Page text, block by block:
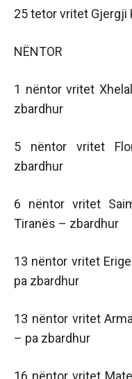
25 tetor vritet Gjergji
NËNTOR
1 nëntor vritet
zbardhur
5 nëntor vritet
zbardhur
6 nëntor vritet
Tiranës – zbardhur
13 nëntor vritet
pa zbardhur
13 nëntor vritet
– pa zbardhur
16 nëntor vritet